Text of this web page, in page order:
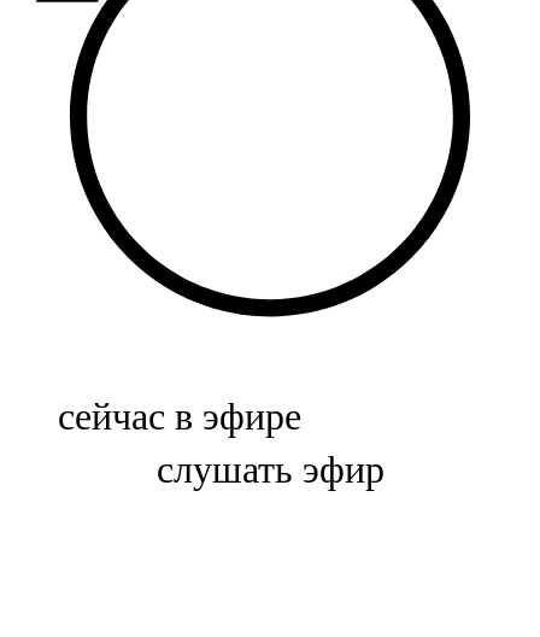
107,1 FM
Балык бистәсе
104,9 FM
Баулы
107,5 FM
Биләр
Болгар
сейчас в эфире
слушать эфир